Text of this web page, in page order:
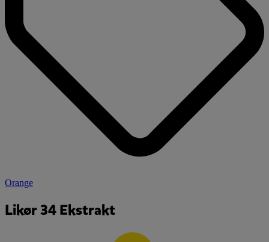
Orange
Likør 34 Ekstrakt